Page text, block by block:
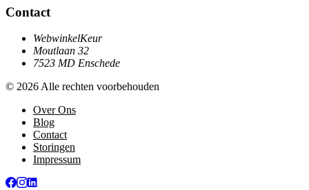
Contact
WebwinkelKeur
Moutlaan 32
7523 MD Enschede
© 2026 Alle rechten voorbehouden
Over Ons
Blog
Contact
Storingen
Impressum